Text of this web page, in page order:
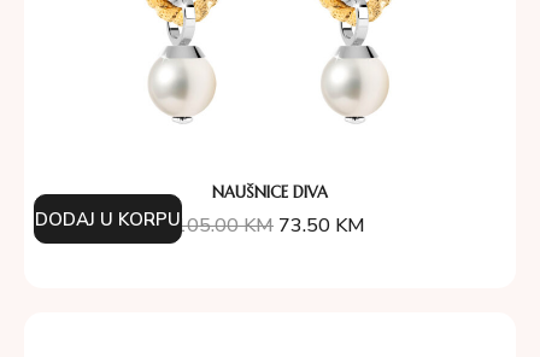
NAUŠNICE DIVA
105.00KM 73.50 KM
DODAJ U KORPU